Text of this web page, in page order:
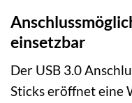
einsetzbar
Der USB 3.0
Sticks eröffnet eine